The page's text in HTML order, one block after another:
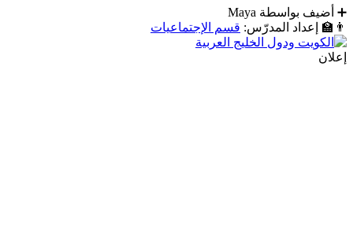
➕
أضيف بواسطة Maya
👨‍🏫
إعداد المدرّس: قسم الإجتماعيات
إعلان